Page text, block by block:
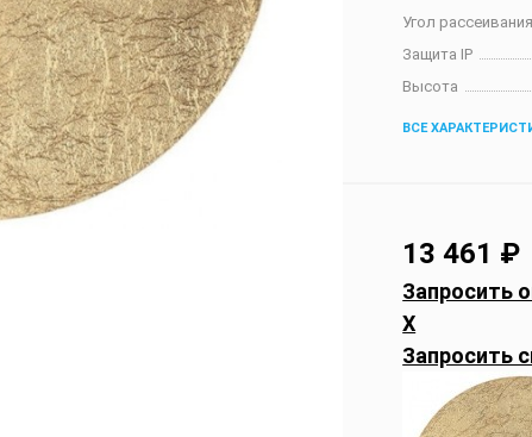
Угол
Защита IP
Высота
ВСЕ
13 461 ₽
Запросить
X
Запросить